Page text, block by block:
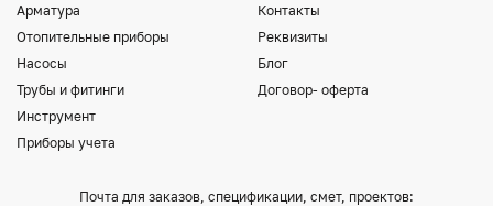
Арматура
Отопительные приборы
Насосы
Трубы и фитинги
Инструмент
Приборы учета
Контакты
Реквизиты
Блог
Договор- оферта
Почта для заказов, спецификации, смет, проектов: